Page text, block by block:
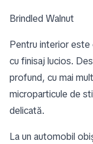
Brindled Walnut
Pentru interior
cu finisaj lucios.
profund, cu mai
microparticule de
delicată.
La un automobil